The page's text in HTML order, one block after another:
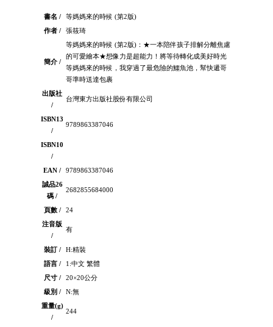
書名 /
等媽媽來的時候 (第2版)
作者 /
張筱琦
簡介 /
等媽媽來的時候 (第2版)：★一本陪伴孩子排解分離焦慮
的可愛繪本★想像力是超能力！將等待轉化成美好時光
等媽媽來的時候，我穿過了最危險的鱷魚池，幫快遞哥
哥準時送達包裹
出版社
/
台灣東方出版社股份有限公司
ISBN13
/
9789863387046
ISBN10
/
EAN /
9789863387046
誠品26
碼 /
2682855684000
頁數 /
24
注音版
/
有
裝訂 /
H:精裝
語言 /
1:中文 繁體
尺寸 /
20×20公分
級別 /
N:無
重量(g)
/
244